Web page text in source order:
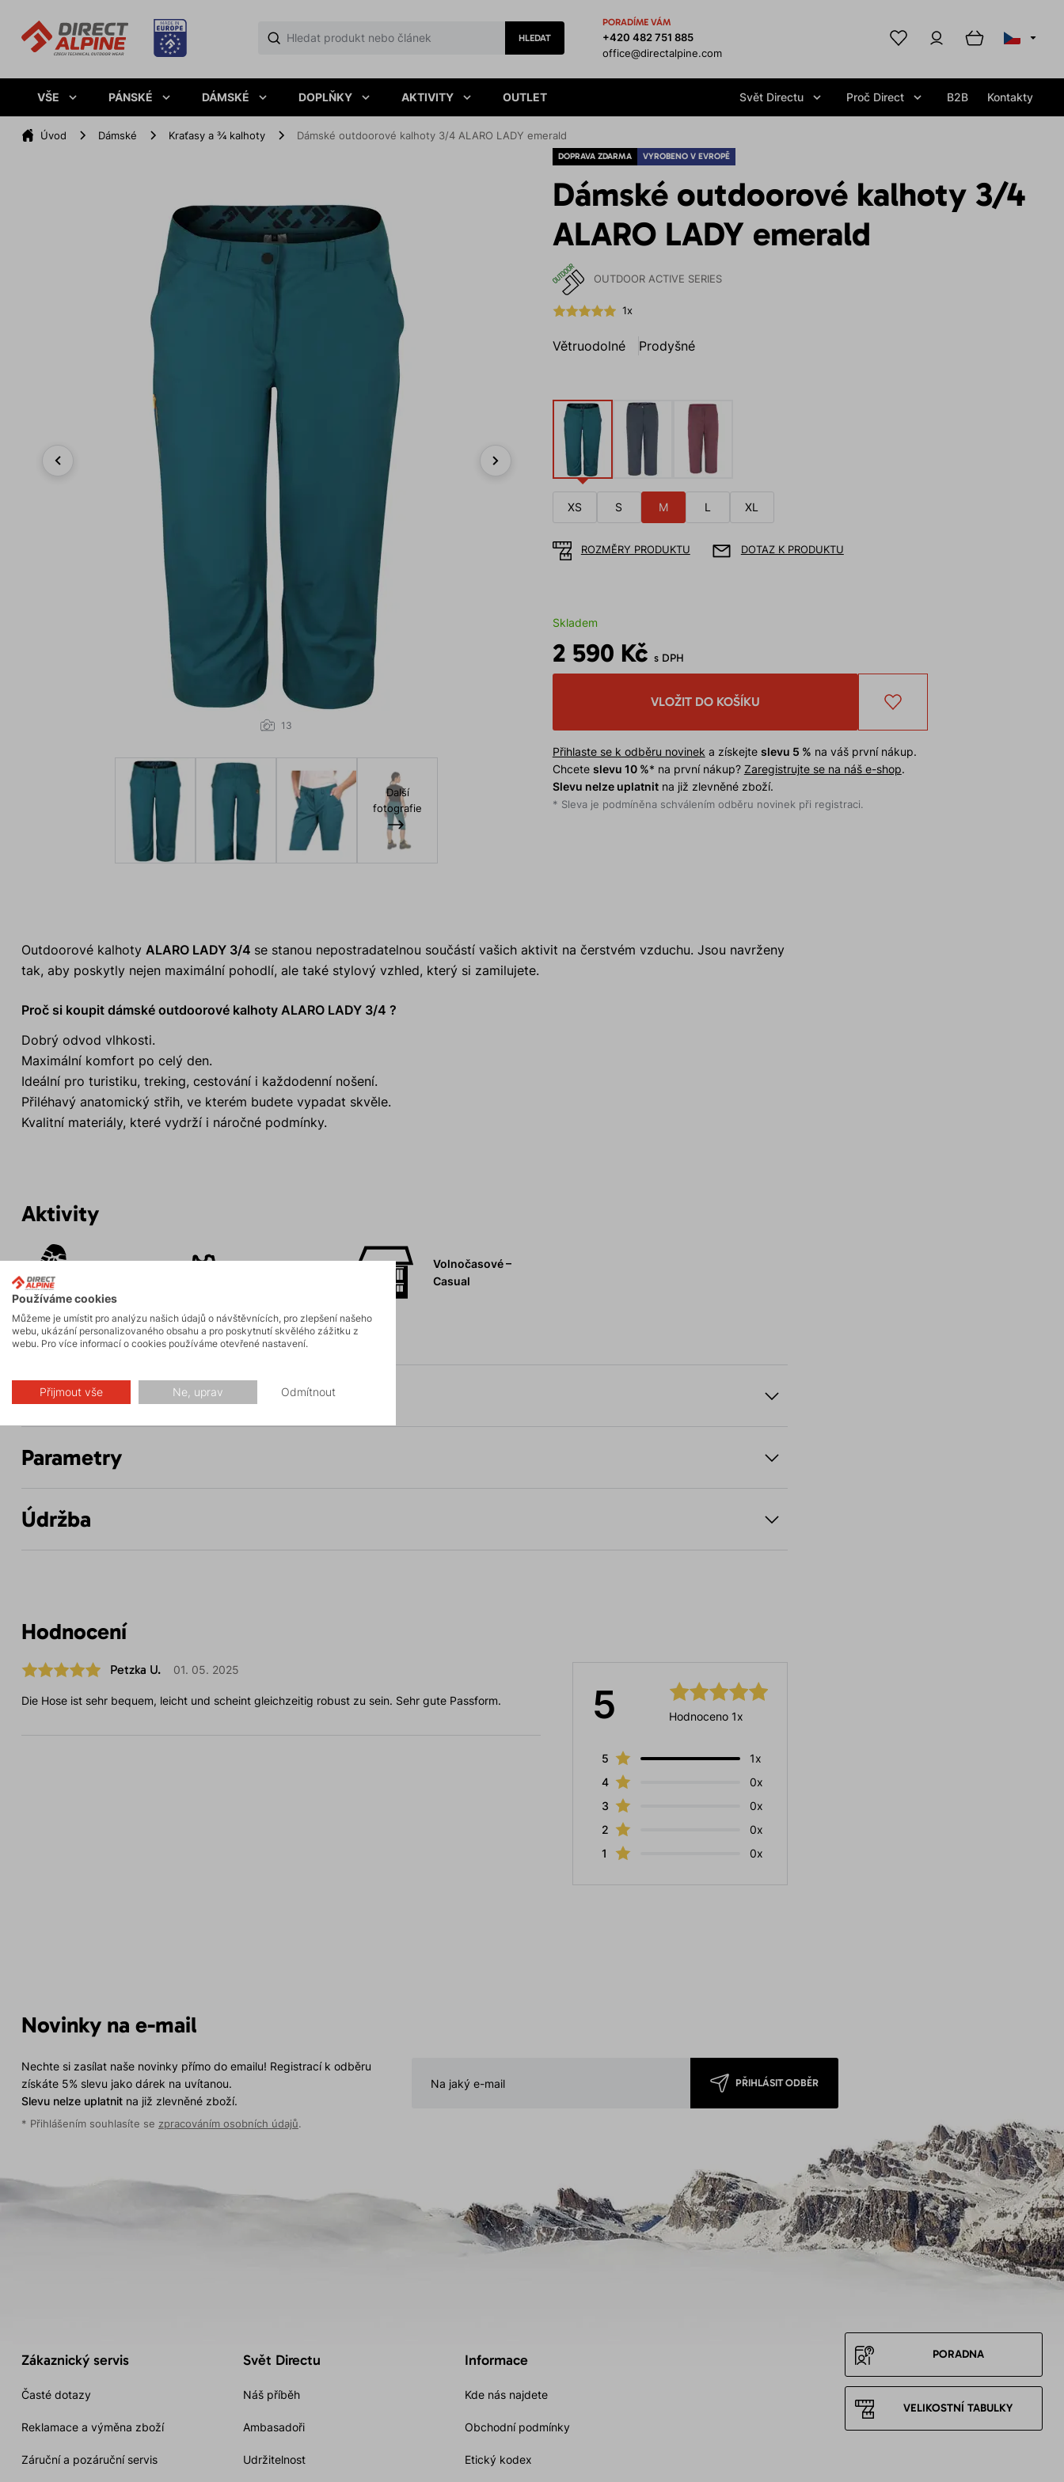
HLEDAT
PORADÍME VÁM
+420 482 751 885
office@directalpine.com
VŠE PÁNSKÉ DÁMSKÉ DOPLŇKY AKTIVITY OUTLET Svět Directu Proč Direct B2B Kontakty
Úvod Dámské Kraťasy a ¾ kalhoty Dámské outdoorové kalhoty 3/4 ALARO LADY emerald
DOPRAVA ZDARMA VYROBENO V EVROPĚ
Dámské outdoorové kalhoty 3/4
ALARO LADY emerald
OUTDOOR ACTIVE SERIES
1x
Větruodolné Prodyšné
13
Další
fotografie
XS S M L XL
ROZMĚRY PRODUKTU DOTAZ K PRODUKTU
Skladem
2 590 Kč s DPH
VLOŽIT DO KOŠÍKU
Přihlaste se k odběru novinek a získejte slevu 5 % na váš první nákup.
Chcete slevu 10 %* na první nákup? Zaregistrujte se na náš e-shop.
Slevu nelze uplatnitna již zlevněné zboží.
* Sleva je podmíněna schválením odběru novinek při registraci.
Outdoorové kalhoty ALARO LADY 3/4 se stanou nepostradatelnou součástí vašich aktivit na čerstvém vzduchu. Jsou navrženy
tak, aby poskytly nejen maximální pohodlí, ale také stylový vzhled, který si zamilujete.
Proč si koupit dámské outdoorové kalhoty ALARO LADY 3/4 ?
Dobrý odvod vlhkosti.
Maximální komfort po celý den.
Ideální pro turistiku, treking, cestování i každodenní nošení.
Přiléhavý anatomický střih, ve kterém budete vypadat skvěle.
Kvalitní materiály, které vydrží i náročné podmínky.
Aktivity
Volnočasové –
Casual
Popis
Parametry
Údržba
Hodnocení
5 Hodnoceno 1x
5
1x
4
0x
3
0x
2
0x
1
0x
Petzka U. 01. 05. 2025
Die Hose ist sehr bequem, leicht und scheint gleichzeitig robust zu sein. Sehr gute Passform.
Novinky na e-mail
Nechte si zasílat naše novinky přímo do emailu! Registrací k odběru
získáte 5% slevu jako dárek na uvítanou.
Slevu nelze uplatnitna již zlevněné zboží.
* Přihlášením souhlasíte se zpracováním osobních údajů.
PŘIHLÁSIT ODBĚR
Zákaznický servis
Časté dotazy
Reklamace a výměna zboží
Záruční a pozáruční servis
Svět Directu
Náš příběh
Ambasadoři
Udržitelnost
Informace
Kde nás najdete
Obchodní podmínky
Etický kodex
PORADNA
VELIKOSTNÍ TABULKY
Používáme cookies
Můžeme je umístit pro analýzu našich údajů o návštěvnících, pro zlepšení našeho
webu, ukázání personalizovaného obsahu a pro poskytnutí skvělého zážitku z
webu. Pro více informací o cookies používáme otevřené nastavení.
Přijmout vše Ne, uprav Odmítnout